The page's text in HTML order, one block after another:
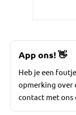
App ons! 👋
Heb je een
opmerking over
contact met ons